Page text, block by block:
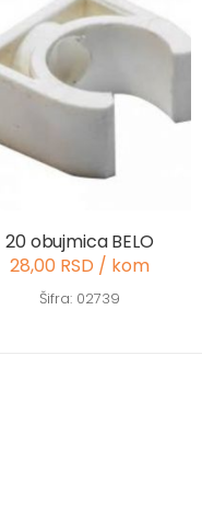
20 obujmica BELO
28,00 RSD / kom
Šifra: 02739